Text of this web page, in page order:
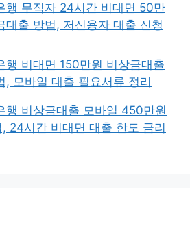
행 무직자 24시간 비대면 50만
대출 방법, 저신용자 대출 신청
행 비대면 150만원 비상금대출
, 모바일 대출 필요서류 정리
행 비상금대출 모바일 450만원
, 24시간 비대면 대출 한도 금리